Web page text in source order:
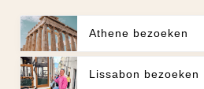
Athene bezoeken
Lissabon bezoeken